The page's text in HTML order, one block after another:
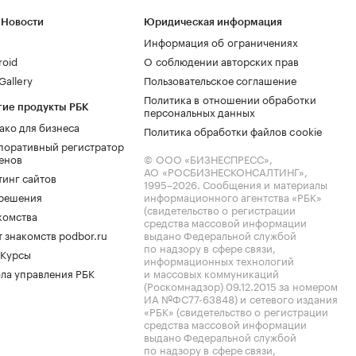
продукты РБК
для бизнеса
регистратор
сайтов
знакомств podbor.ru
управления РБК
Юридическая информация
Информация об ограничениях
О соблюдении авторских прав
Пользовательское соглашение
Политика в отношении обработки
персональных данных
Политика обработки файлов cookie
© ООО «БИЗНЕСПРЕСС»,
АО «РОСБИЗНЕСКОНСАЛТИНГ»,
1995–2026. Сообщения и материалы
информационного агентства «РБК»
(свидетельство о регистрации
средства массовой информации
выдано Федеральной службой
по надзору в сфере связи,
информационных технологий
и массовых коммуникаций
(Роскомнадзор) 09.12.2015 за номером
ИА №ФС77-63848) и сетевого издания
«РБК» (свидетельство о регистрации
средства массовой информации
выдано Федеральной службой
по надзору в сфере связи,